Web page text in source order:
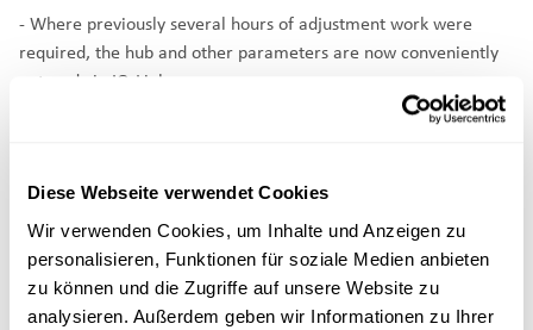
Diese Webseite verwendet Cookies
Wir verwenden Cookies, um Inhalte und Anzeigen zu
personalisieren, Funktionen für soziale Medien anbieten
zu können und die Zugriffe auf unsere Website zu
analysieren. Außerdem geben wir Informationen zu Ihrer
- Where previously several hours of adjustment work were
required, the hub and other parameters are now conveniently
entered via IO-Link.
- In addition, the design was freed from format dependency.
Actuators or do you have any questions?
Get in touch with us:Phone +41 52 551 23 10or email to
sales@cyltronic.ch